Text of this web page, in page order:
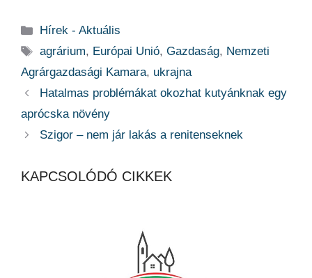
Kategória
Hírek - Aktuális
Címkék
agrárium, Európai Unió,Gazdaság, Nemzeti
Agrárgazdasági Kamara, ukrajna
Hatalmas problémákat okozhat kutyánknak egy
aprócska növény
Szigor – nem jár lakás a renitenseknek
KAPCSOLÓDÓ CIKKEK